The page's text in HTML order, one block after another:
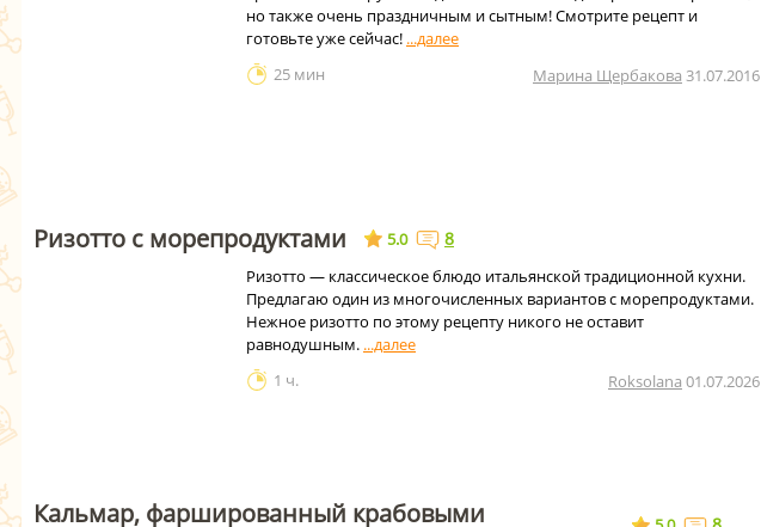
но также очень праздничным и сытным! Смотрите рецепт и
готовьте уже сейчас!
25 мин
Марина Щербакова 31.07.2016
Ризотто с морепродуктами 5.0 8
Ризотто — классическое блюдо итальянской традиционной кухни.
Предлагаю один из многочисленных вариантов с морепродуктами.
Нежное ризотто по этому рецепту никого не оставит
равнодушным.
1 ч.
Roksolana 01.07.2026
Кальмар, фаршированный крабовыми